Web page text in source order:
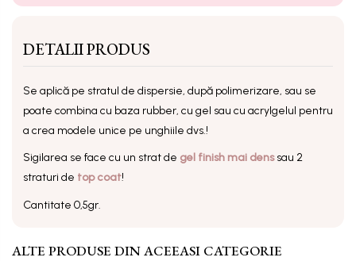
DETALII PRODUS
Se aplică pe stratul de dispersie, după polimerizare, sau se
poate combina cu baza rubber, cu gel sau cu acrylgelul pentru
a crea modele unice pe unghiile dvs.!
Sigilarea se face cu un strat de gel finish mai denssau 2
straturi de top coat!
Cantitate 0,5gr.
ALTE PRODUSE DIN ACEEASI CATEGORIE